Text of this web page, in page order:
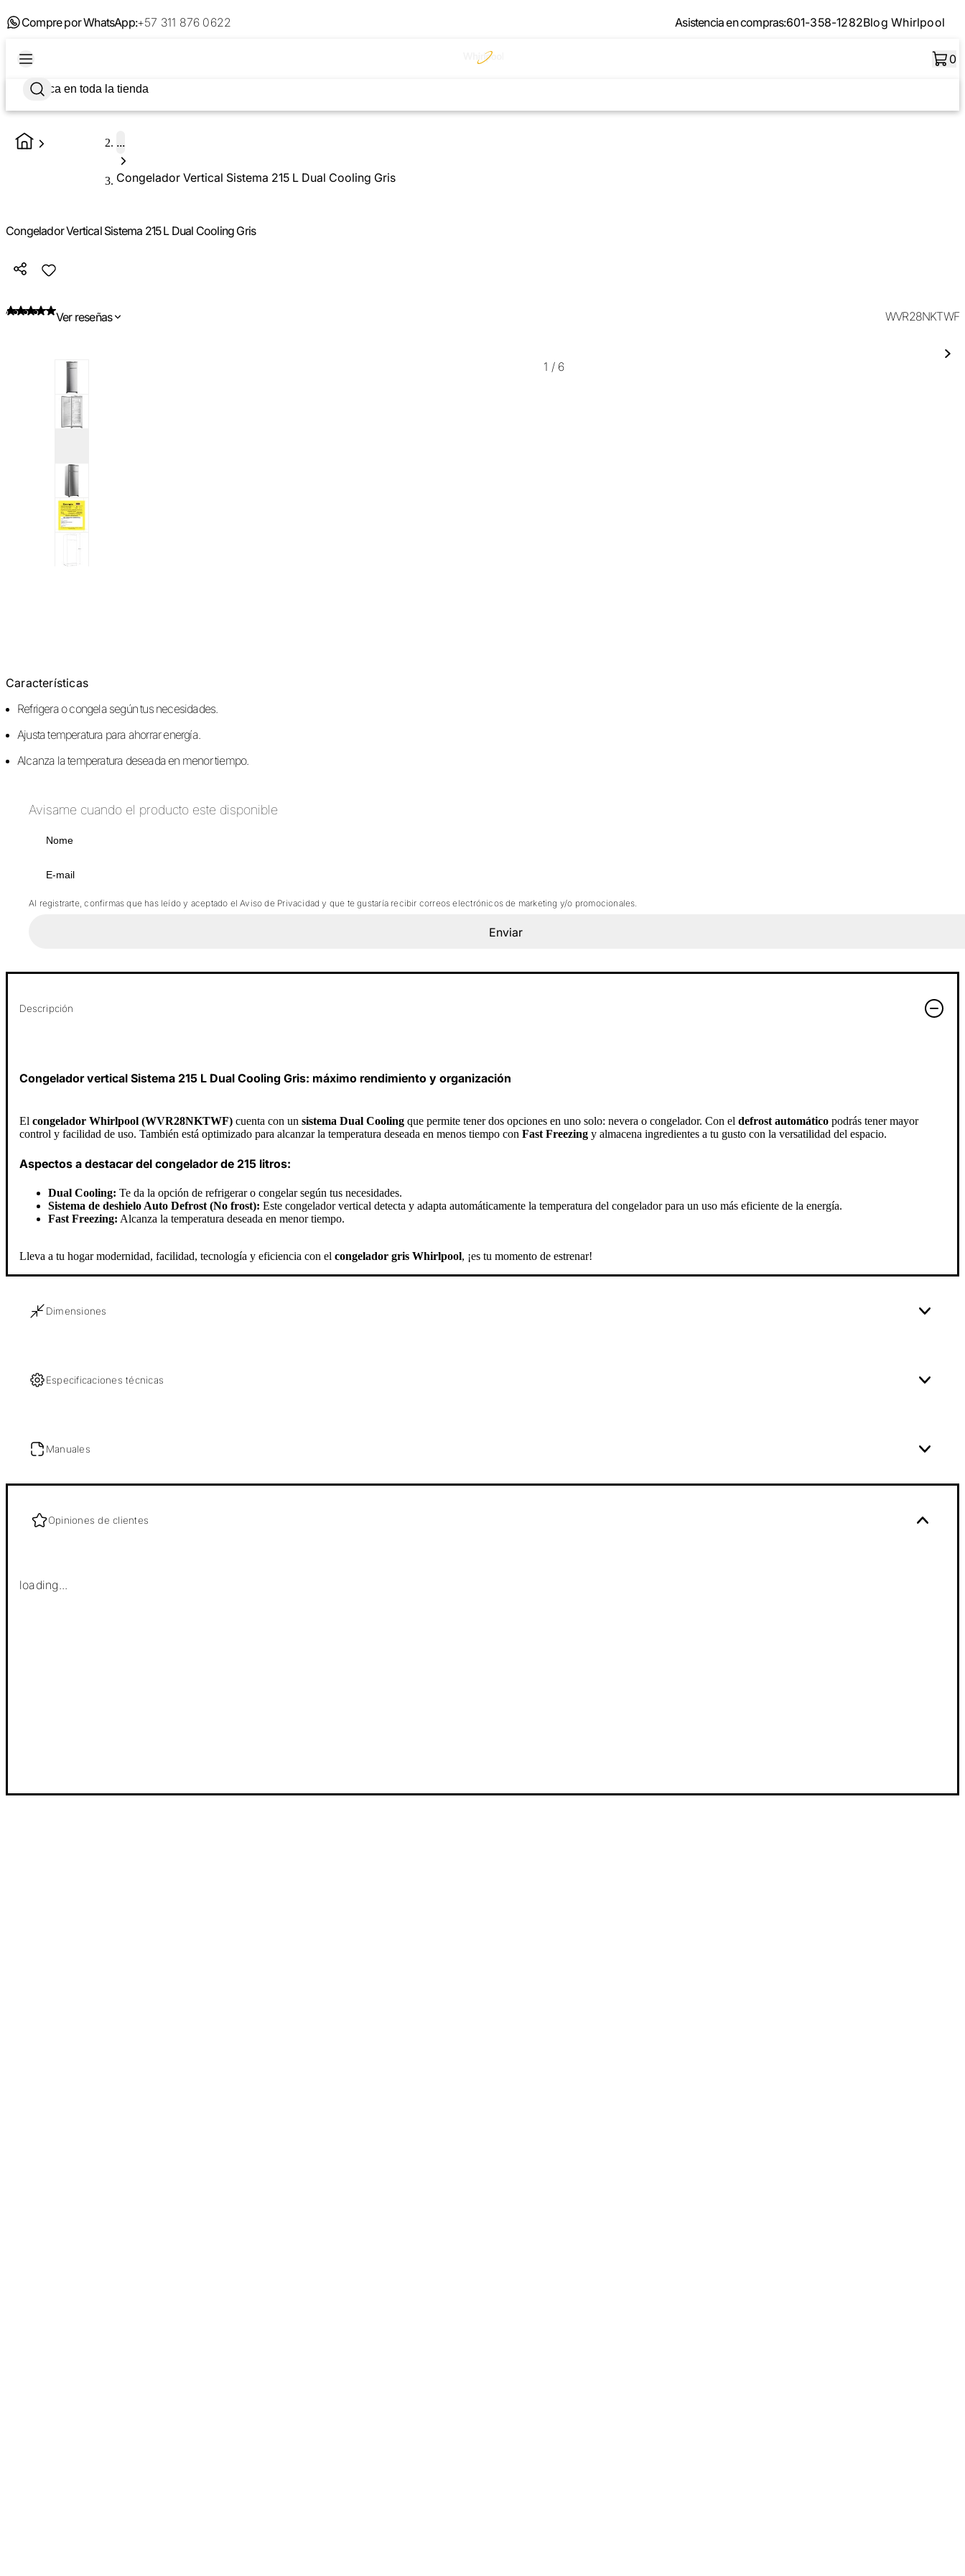
Compre por WhatsApp:+57 311 876 0622 Asistencia en compras:601-358-1282Blog Whirlpool
0
...
Congelador Vertical Sistema 215 L Dual Cooling Gris
Congelador Vertical Sistema 215 L Dual Cooling Gris
Ver reseñas WVR28NKTWF
1 / 6
Características
Refrigera o congela según tus necesidades.
Ajusta temperatura para ahorrar energía.
Alcanza la temperatura deseada en menor tiempo.
Avisame cuando el producto este disponible
Al registrarte, confirmas que has leído y aceptado el Aviso de Privacidad y que te gustaría recibir correos electrónicos de marketing y/o promocionales.
Enviar
Descripción
Congelador vertical Sistema 215 L Dual Cooling Gris: máximo rendimiento y organización
El congelador Whirlpool (WVR28NKTWF) cuenta con un sistema Dual Cooling que permite tener dos opciones en uno solo: nevera o congelador. Con el defrost automático podrás tener mayor
control y facilidad de uso. También está optimizado para alcanzar la temperatura deseada en menos tiempo con Fast Freezing y almacena ingredientes a tu gusto con la versatilidad del espacio.
Aspectos a destacar del congelador de 215 litros:
Dual Cooling: Te da la opción de refrigerar o congelar según tus necesidades.
Sistema de deshielo Auto Defrost (No frost): Este congelador vertical detecta y adapta automáticamente la temperatura del congelador para un uso más eficiente de la energía.
Fast Freezing: Alcanza la temperatura deseada en menor tiempo.
Lleva a tu hogar modernidad, facilidad, tecnología y eficiencia con el congelador gris Whirlpool, ¡es tu momento de estrenar!
Dimensiones
Especificaciones técnicas
Manuales
Opiniones de clientes
loading...